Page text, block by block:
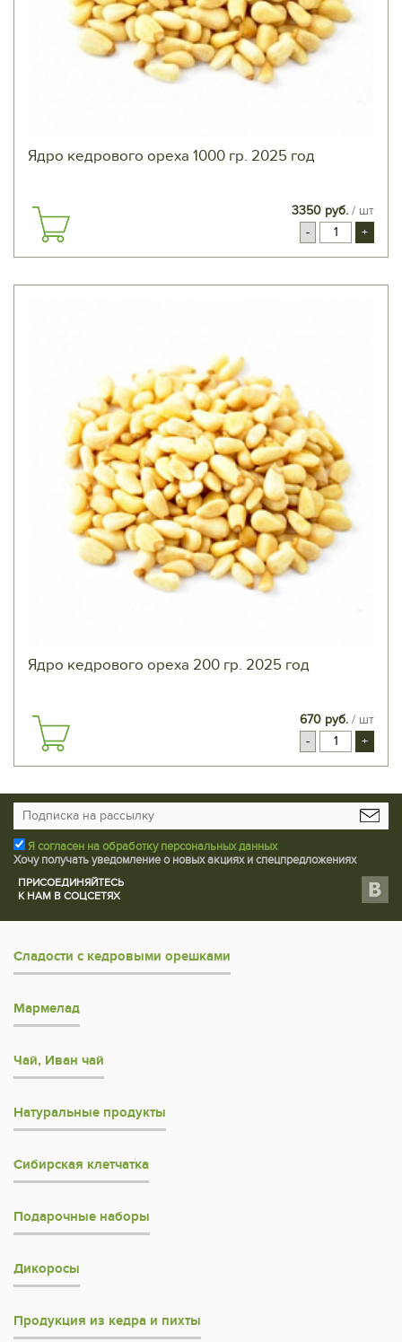
Ядро кедрового ореха 1000 гр. 2025 год
3350 руб. / шт
-
+
Ядро кедрового ореха 200 гр. 2025 год
670 руб. / шт
-
+
Я согласен на обработку персональных данных
Хочу получать уведомление о новых акциях и спецпредложениях
ПРИСОЕДИНЯЙТЕСЬ
К НАМ В СОЦСЕТЯХ
Сладости с кедровыми орешками
Мармелад
Чай, Иван чай
Натуральные продукты
Сибирская клетчатка
Подарочные наборы
Дикоросы
Продукция из кедра и пихты